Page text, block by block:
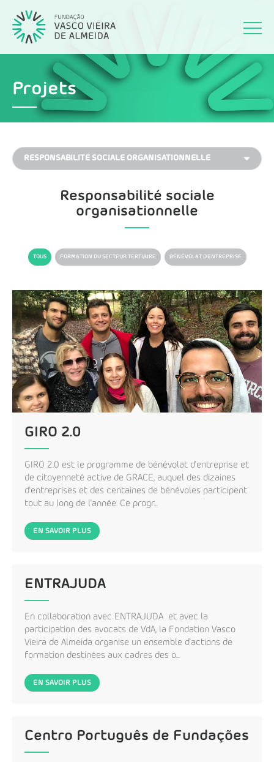
Projets
Responsabilité sociale
organisationnelle
TOUS FORMATION DU SECTEUR TERTIAIRE BÉNÉVOLAT D'ENTREPRISE
GIRO 2.0
GIRO 2.0 est le programme de bénévolat d'entreprise et
de citoyenneté active de GRACE, auquel des dizaines
d'entreprises et des centaines de bénévoles participent
tout au long de l'année. Ce progr...
EN SAVOIR PLUS
ENTRAJUDA
En collaboration avec ENTRAJUDA et avec la
participation des avocats de VdA, la Fondation Vasco
Vieira de Almeida organise un ensemble d'actions de
formation destinées aux cadres des o...
EN SAVOIR PLUS
Centro Português de Fundações